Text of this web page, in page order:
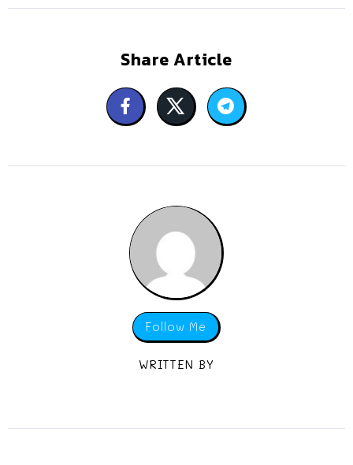
Share Article
Follow Me
WRITTEN BY